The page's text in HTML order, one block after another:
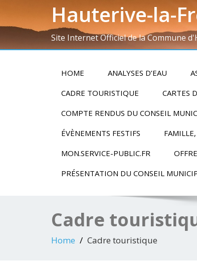
Hauterive-la-
Site Internet Officiel de la Commune
HOME ANALYSES D’EAU
CADRE TOURISTIQUE
CARTES
COMPTE RENDUS DU CONSEIL
ÉVÈNEMENTS FESTIFS
MON.SERVICE-PUBLIC.FR
PRÉSENTATION DU CONSEIL
Cadre
Home Cadre touristique